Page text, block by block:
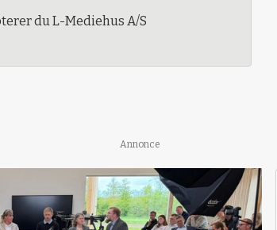
du L-Mediehus A/S
Annonce